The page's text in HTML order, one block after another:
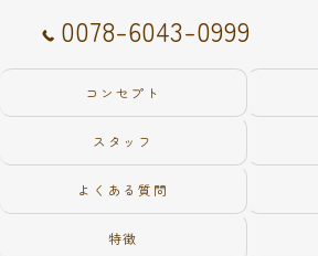
0078-6043-0999
コンセプト
スタッフ
よくある質問
特徴